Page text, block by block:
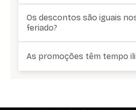
Os descontos são iguais
feriado?
As promoções têm tempo